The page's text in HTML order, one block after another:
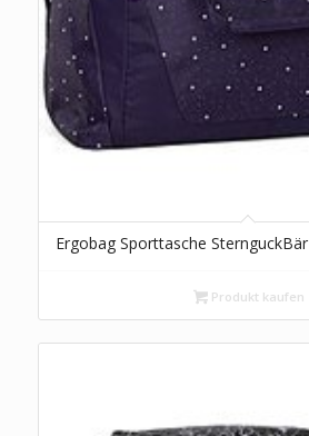
Ergobag Sporttasche SternguckBär
Produkt kaufen